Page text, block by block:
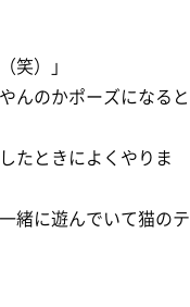
笑）」
んのかポーズになると
たときによくやりま
緒に遊んでいて猫のテ